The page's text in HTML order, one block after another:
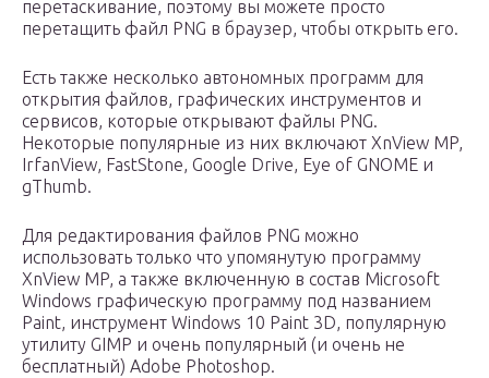
перетаскивание, поэтому вы можете просто
перетащить файл PNG в браузер, чтобы открыть его.
Есть также несколько автономных программ для
открытия файлов, графических инструментов и
сервисов, которые открывают файлы PNG.
Некоторые популярные из них включают XnView MP,
IrfanView, FastStone, Google Drive, Eye of GNOME и
gThumb.
Для редактирования файлов PNG можно
использовать только что упомянутую программу
XnView MP, а также включенную в состав Microsoft
Windows графическую программу под названием
Paint, инструмент Windows 10 Paint 3D, популярную
утилиту GIMP и очень популярный (и очень не
бесплатный) Adobe Photoshop.